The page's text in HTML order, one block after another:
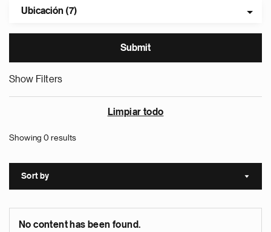
Ubicación (7)
Show Filters
Limpiar todo
Showing 0 results
Sort by Sort
No content has been found.